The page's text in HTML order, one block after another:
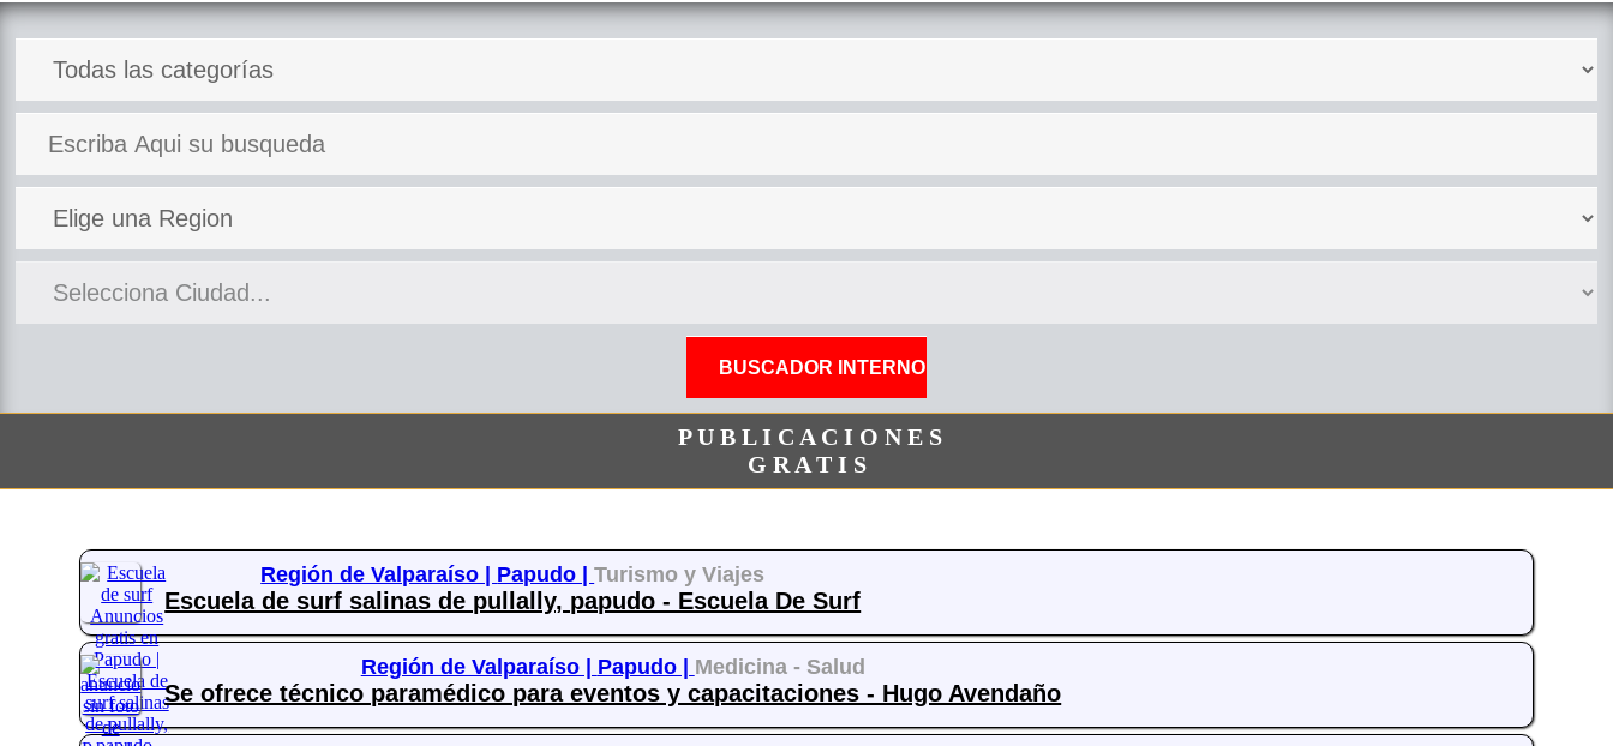
P U B L I C A C I O N E S
G R A T I S
Región de Valparaíso | Papudo |Turismo y Viajes
Escuela de surf salinas de pullally, papudo - Escuela De Surf
Región de Valparaíso | Papudo | Medicina - Salud
Se ofrece técnico paramédico para eventos y capacitaciones - Hugo Avendaño